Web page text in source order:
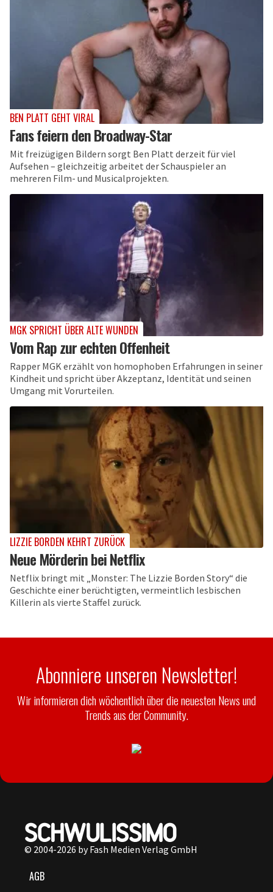
BEN PLATT GEHT VIRAL
Fans feiern den Broadway-Star
Mit freizügigen Bildern sorgt Ben Platt derzeit für viel
Aufsehen – gleichzeitig arbeitet der Schauspieler an
mehreren Film- und Musicalprojekten.
MGK SPRICHT ÜBER ALTE WUNDEN
Vom Rap zur echten Offenheit
Rapper MGK erzählt von homophoben Erfahrungen in seiner
Kindheit und spricht über Akzeptanz, Identität und seinen
Umgang mit Vorurteilen.
LIZZIE BORDEN KEHRT ZURÜCK
Neue Mörderin bei Netflix
Netflix bringt mit „Monster: The Lizzie Borden Story“ die
Geschichte einer berüchtigten, vermeintlich lesbischen
Killerin als vierte Staffel zurück.
Abonniere unseren Newsletter!
Wir informieren dich wöchentlich über die neuesten News und
Trends aus der Community.
© 2004-2026 by Fash Medien Verlag GmbH
AGB